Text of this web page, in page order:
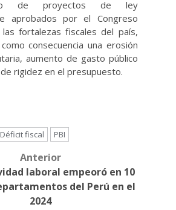
de proyectos de ley
aprobados por el Congreso
fortalezas fiscales del país,
consecuencia una erosión
aumento de gasto público
rigidez en el presupuesto.
Déficit fiscal PBI
Anterior
laboral empeoró en 10
del Perú en el
2024